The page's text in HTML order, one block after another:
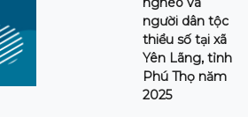
người dân tộc
thiểu số tại xã
Yên Lãng, tỉnh
Phú Thọ năm
2025